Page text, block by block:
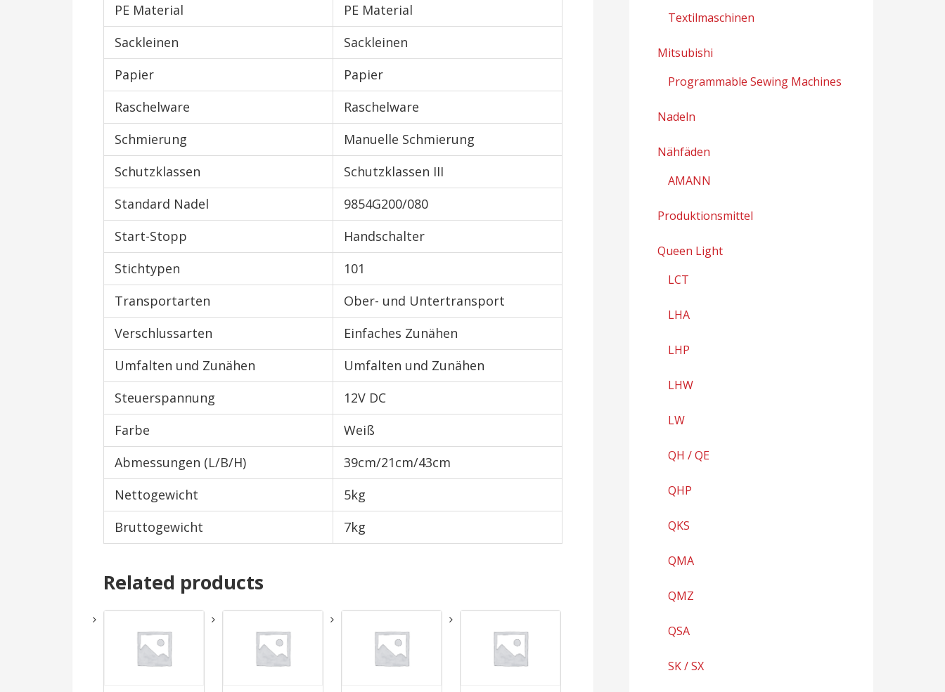
PE Material
PE Material
Sackleinen
Sackleinen
Papier
Papier
Raschelware
Raschelware
Schmierung
Manuelle Schmierung
Schutzklassen
Schutzklassen III
Standard Nadel
9854G200/080
Start-Stopp
Handschalter
Stichtypen
101
Transportarten
Ober- und Untertransport
Verschlussarten
Einfaches Zunähen
Umfalten und Zunähen
Umfalten und Zunähen
Steuerspannung
12V DC
Farbe
Weiß
Abmessungen (L/B/H)
39cm/21cm/43cm
Nettogewicht
5kg
Bruttogewicht
7kg
Related products
Textilmaschinen
Mitsubishi
Programmable Sewing Machines
Nadeln
Nähfäden
AMANN
Produktionsmittel
Queen Light
LCT
LHA
LHP
LHW
LW
QH / QE
QHP
QKS
QMA
QMZ
QSA
SK / SX